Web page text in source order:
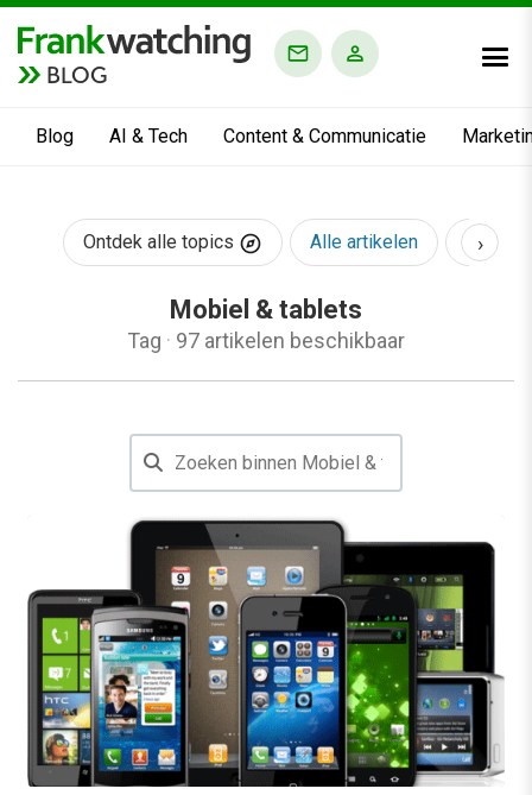
BLOG
Blog AI & Tech Content & Communicatie
Ontdek alle topics Alle artikelen AI &
›
Mobiel & tablets
Tag · 97 artikelen beschikbaar